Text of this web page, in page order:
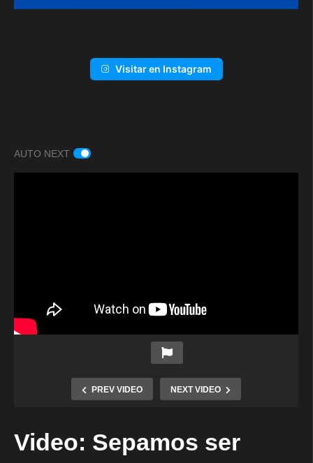
Visitar en Instagram
AUTO NEXT
PREV VIDEO NEXT VIDEO
Video: Sepamos ser